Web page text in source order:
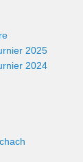
2025
2024